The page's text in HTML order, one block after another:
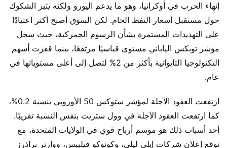
إنهاء الحرب في أوكرانيا، وهو ما يدعم اليورو ولكنه يثير الشكوك
حول مستقبل أسعار النفط الخام. لكن السوق أصبح أكثر اعتيادًا
على التهديدات المستمرة بشأن الرسوم الجمركية، حيث سجل
مؤشر توبكس الياباني مستوى قياسيًا مرتفعًا، بينما قفزت أسهم
التكنولوجيا التايوانية بأكثر من 2% لتصل إلى أعلى مستوياتها في
عام.
ارتفعت العقود الآجلة لمؤشر ستوكس 50 الأوروبي بنسبة 0.2%،
كما ارتفعت العقود الآجلة في وول ستريت بنفس النسبة تقريبًا.
أحد أسباب ذلك هو موسم أرباح قوي في الولايات المتحدة، مع
توقع إعلان شركات إيلي ليلي، وكونوكو فيليبس، ووارنر براذرز